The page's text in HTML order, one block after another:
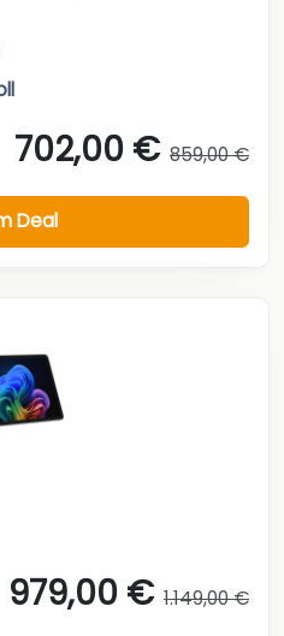
702,00 € 859,00 €
Deal
979,00 € 1.149,00 €